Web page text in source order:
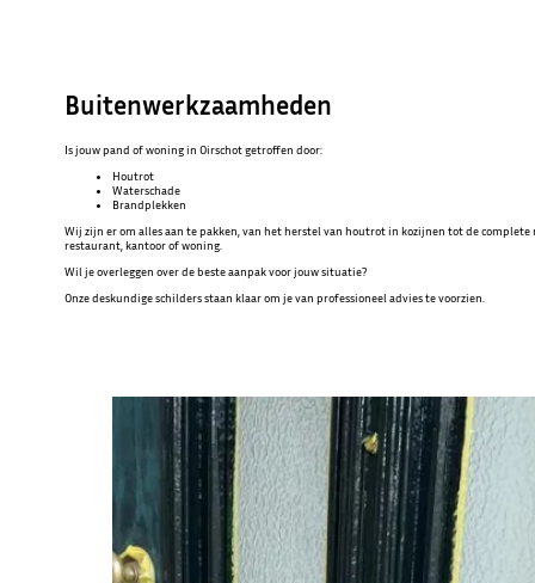
Buitenwerkzaamheden
Is jouw pand of woning in Oirschot getroffen door:
Houtrot
Waterschade
Brandplekken
Wij zijn er om alles aan te pakken, van het herstel van houtrot in kozijnen tot de complete
restaurant, kantoor of woning.
Wil je overleggen over de beste aanpak voor jouw situatie?
Onze deskundige schilders staan klaar om je van professioneel advies te voorzien.